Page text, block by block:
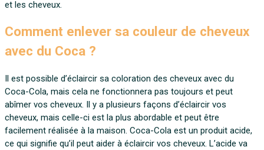
et les cheveux.
Comment enlever sa couleur de cheveux
avec du Coca ?
Il est possible d’éclaircir sa coloration des cheveux avec du
Coca-Cola, mais cela ne fonctionnera pas toujours et peut
abîmer vos cheveux. Il y a plusieurs façons d’éclaircir vos
cheveux, mais celle-ci est la plus abordable et peut être
facilement réalisée à la maison. Coca-Cola est un produit acide,
ce qui signifie qu’il peut aider à éclaircir vos cheveux. L’acide va